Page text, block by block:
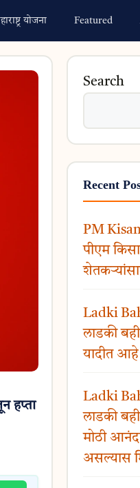
योजना Featured
हप्ता
Search
Recent
PM
पीएम
Ladki
लाडकी
यादीत
Ladki
लाडकी
मोठी
असल्यास